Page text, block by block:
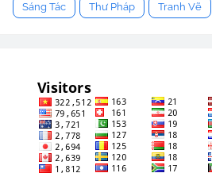
Sáng Tác Thư Pháp Tranh Vẽ